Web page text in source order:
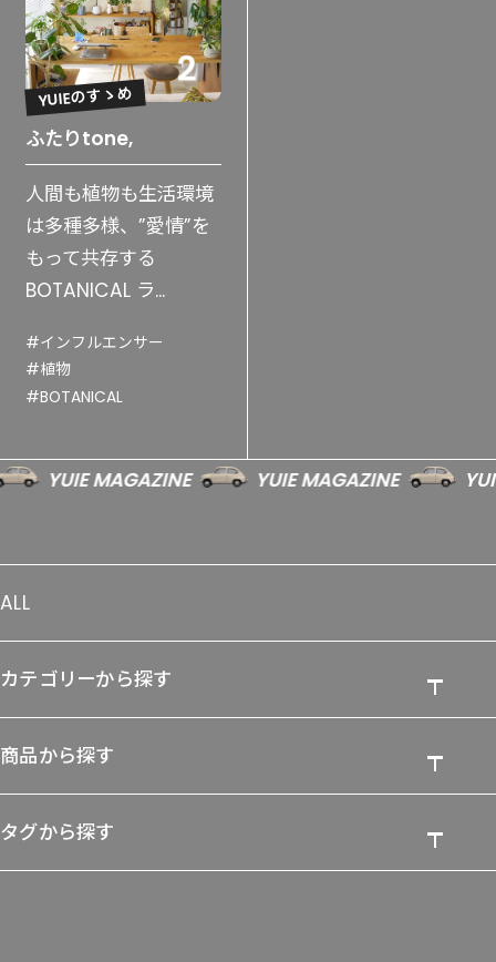
YUIEのすゝめ
ふたりtone,
人間も植物も生活環境
は多種多様、”愛情”を
もって共存する
BOTANICAL ラ...
#インフルエンサー
#植物
#BOTANICAL
YUIE MAGAZINE YUIE MAGAZINE YUIE
ALL
カテゴリーから探す
商品から探す
タグから探す